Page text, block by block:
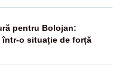
pentru Bolojan:
într-o situație de forță